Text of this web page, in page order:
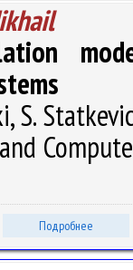
S.
Подробнее